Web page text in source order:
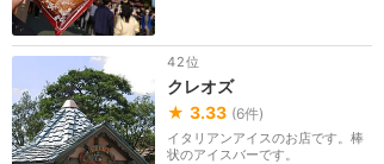
42位
クレオズ
★ 3.33 (6件)
イタリアンアイスのお店です。棒
状のアイスバーです。